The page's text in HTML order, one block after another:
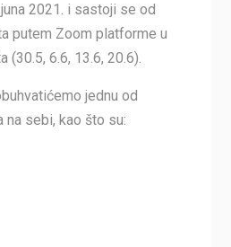
2021. i sastoji se od
putem Zoom platforme u
(30.5, 6.6, 13.6, 20.6).
jednu od
na sebi, kao što su: